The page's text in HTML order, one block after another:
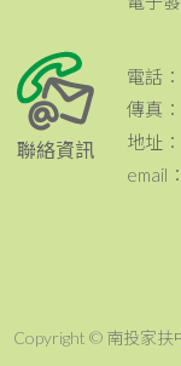
聯絡資訊
電話
傳真
地址
email
Copyright © 南投家扶